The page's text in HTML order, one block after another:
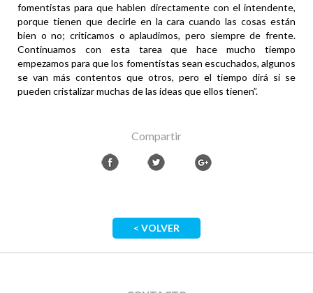
fomentistas para que hablen directamente con el intendente,
porque tienen que decirle en la cara cuando las cosas están
bien o no; criticamos o aplaudimos, pero siempre de frente.
Continuamos con esta tarea que hace mucho tiempo
empezamos para que los fomentistas sean escuchados, algunos
se van más contentos que otros, pero el tiempo dirá si se
pueden cristalizar muchas de las ideas que ellos tienen”.
Compartir
< VOLVER